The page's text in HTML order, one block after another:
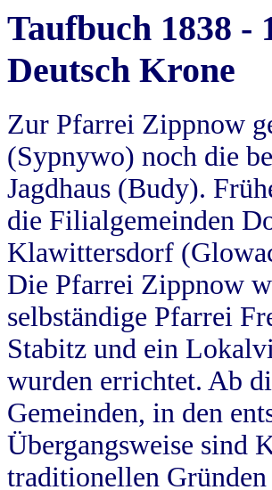
Taufbuch 1838
Deutsch Krone
Zur Pfarrei Zippnow
(Sypnywo) noch die
Jagdhaus (Budy).
die Filialgemeinden
Klawittersdorf
Die Pfarrei Zippnow
selbständige Pfarrei
Stabitz und ein
wurden errichtet. Ab
Gemeinden, in den
Übergangsweise sind
traditionellen